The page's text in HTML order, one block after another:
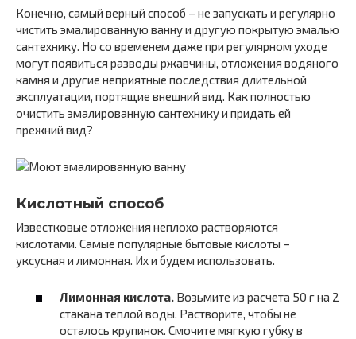
Конечно, самый верный способ – не запускать и регулярно
чистить эмалированную ванну и другую покрытую эмалью
сантехнику. Но со временем даже при регулярном уходе
могут появиться разводы ржавчины, отложения водяного
камня и другие неприятные последствия длительной
эксплуатации, портящие внешний вид. Как полностью
очистить эмалированную сантехнику и придать ей
прежний вид?
Кислотный способ
Известковые отложения неплохо растворяются
кислотами. Самые популярные бытовые кислоты –
уксусная и лимонная. Их и будем использовать.
Лимонная кислота. Возьмите из расчета 50 г на 2
стакана теплой воды. Растворите, чтобы не
осталось крупинок. Смочите мягкую губку в